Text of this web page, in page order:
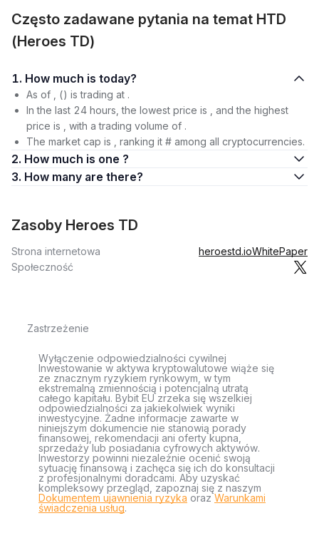
Często zadawane pytania na temat HTD
(Heroes TD)
1. How much is today?
As of , () is trading at .
In the last 24 hours, the lowest price is , and the highest
price is , with a trading volume of .
The market cap is , ranking it # among all cryptocurrencies.
2. How much is one ?
3. How many are there?
Zasoby Heroes TD
Strona internetowa heroestd.ioWhitePaper
Społeczność
Zastrzeżenie
Wyłączenie odpowiedzialności cywilnej
Inwestowanie w aktywa kryptowalutowe wiąże się
ze znacznym ryzykiem rynkowym, w tym
ekstremalną zmiennością i potencjalną utratą
całego kapitału. Bybit EU zrzeka się wszelkiej
odpowiedzialności za jakiekolwiek wyniki
inwestycyjne. Żadne informacje zawarte w
niniejszym dokumencie nie stanowią porady
finansowej, rekomendacji ani oferty kupna,
sprzedaży lub posiadania cyfrowych aktywów.
Inwestorzy powinni niezależnie ocenić swoją
sytuację finansową i zachęca się ich do konsultacji
z profesjonalnymi doradcami. Aby uzyskać
kompleksowy przegląd, zapoznaj się z naszym
Dokumentem ujawnienia ryzyka orazWarunkami
świadczenia usług.